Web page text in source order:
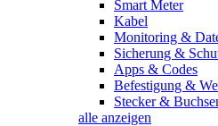
Smart Meter
Kabel
Monitoring &
Sicherung &
Apps & Codes
Befestigung &
Stecker &
alle anzeigen